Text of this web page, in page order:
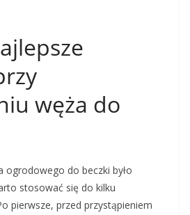
węża do
ogrodowego do beczki było
stosować się do kilku
pierwsze, przed przystąpieniem